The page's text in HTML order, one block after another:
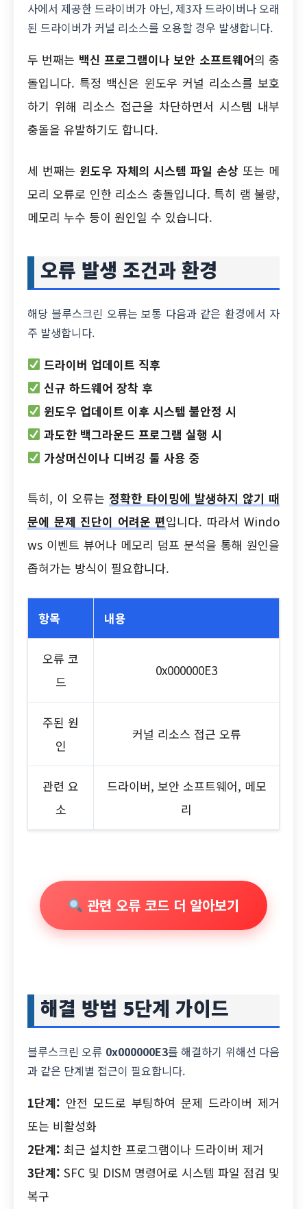
사에서 제공한 드라이버가 아닌, 제3자 드라이버나 오래
된 드라이버가 커널 리소스를 오용할 경우 발생합니다.
두 번째는 백신 프로그램이나 보안 소프트웨어의 충
돌입니다. 특정 백신은 윈도우 커널 리소스를 보호
하기 위해 리소스 접근을 차단하면서 시스템 내부
충돌을 유발하기도 합니다.
세 번째는 윈도우 자체의 시스템 파일 손상 또는 메
모리 오류로 인한 리소스 충돌입니다. 특히 램 불량,
메모리 누수 등이 원인일 수 있습니다.
오류 발생 조건과 환경
해당 블루스크린 오류는 보통 다음과 같은 환경에서 자
주 발생합니다.
드라이버 업데이트 직후
신규 하드웨어 장착 후
윈도우 업데이트 이후 시스템 불안정 시
과도한 백그라운드 프로그램 실행 시
가상머신이나 디버깅 툴 사용 중
특히, 이 오류는 정확한 타이밍에 발생하지 않기 때
문에 문제 진단이 어려운 편입니다. 따라서 Windo
ws 이벤트 뷰어나 메모리 덤프 분석을 통해 원인을
좁혀가는 방식이 필요합니다.
항목 내용
오류 코
드
0x000000E3
주된 원
인
커널 리소스 접근 오류
관련 요
소
드라이버, 보안 소프트웨어, 메모
리
관련 오류 코드 더 알아보기
해결 방법 5단계 가이드
블루스크린 오류 0x000000E3를 해결하기 위해선 다음
과 같은 단계별 접근이 필요합니다.
1단계: 안전 모드로 부팅하여 문제 드라이버 제거
또는 비활성화
2단계: 최근 설치한 프로그램이나 드라이버 제거
3단계: SFC 및 DISM 명령어로 시스템 파일 점검 및
복구